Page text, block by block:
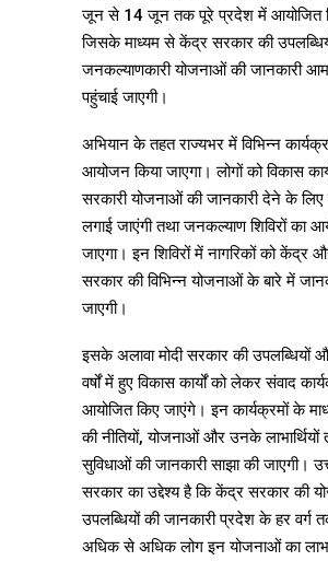
जून से 14 जून तक पूरे प्रदेश में आयोजित
जिसके माध्यम से केंद्र सरकार की
जनकल्याणकारी योजनाओं की जानकारी
पहुंचाई जाएगी।
अभियान के तहत राज्यभर में विभिन्न
आयोजन किया जाएगा। लोगों को विकास
सरकारी योजनाओं की जानकारी देने के लिए
लगाई जाएंगी तथा जनकल्याण शिविरों का
जाएगा। इन शिविरों में नागरिकों को केंद्र
सरकार की विभिन्न योजनाओं के बारे में
जाएगी।
इसके अलावा मोदी सरकार की उपलब्धियों
वर्षों में हुए विकास कार्यों को लेकर संवाद
आयोजित किए जाएंगे। इन कार्यक्रमों के
की नीतियों, योजनाओं और उनके लाभार्थियों
सुविधाओं की जानकारी साझा की जाएगी।
सरकार का उद्देश्य है कि केंद्र सरकार की
उपलब्धियों की जानकारी प्रदेश के हर वर्ग
अधिक से अधिक लोग इन योजनाओं का